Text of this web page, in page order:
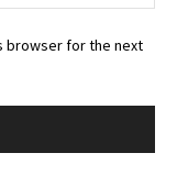
browser for the next